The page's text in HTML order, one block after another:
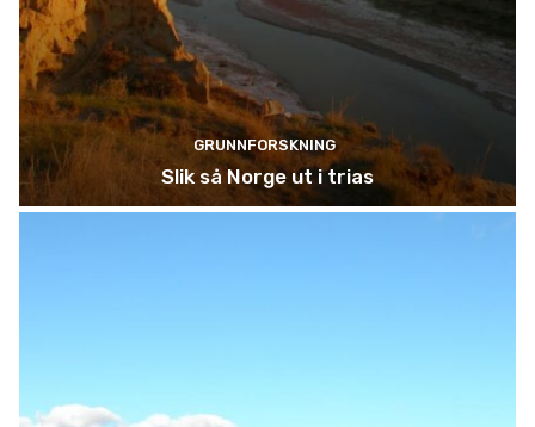
GRUNNFORSKNING
Slik så Norge ut i trias